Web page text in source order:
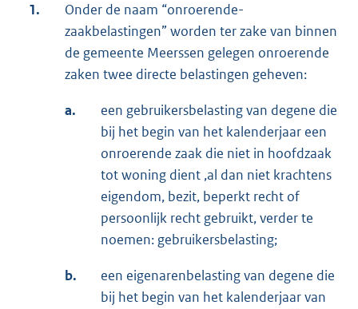
1.
Onder de naam “onroerende-
zaakbelastingen” worden ter zake van binnen
de gemeente Meerssen gelegen onroerende
zaken twee directe belastingen geheven:
a.
een gebruikersbelasting van degene die
bij het begin van het kalenderjaar een
onroerende zaak die niet in hoofdzaak
tot woning dient ,al dan niet krachtens
eigendom, bezit, beperkt recht of
persoonlijk recht gebruikt, verder te
noemen: gebruikersbelasting;
b.
een eigenarenbelasting van degene die
bij het begin van het kalenderjaar van